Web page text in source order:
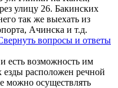
улицу 26. Бакинских
так же выехать из
Ачинска и т.д.
вопросы и ответы
есть возможность им
езды расположен речной
можно осуществлять